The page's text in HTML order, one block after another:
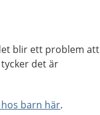
blir ett problem att
det är
barn här.